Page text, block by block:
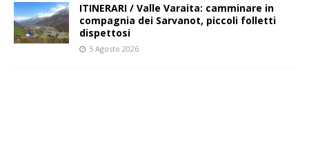
ITINERARI / Valle Varaita: camminare in
compagnia dei Sarvanot, piccoli folletti
dispettosi
5 Agosto 2026